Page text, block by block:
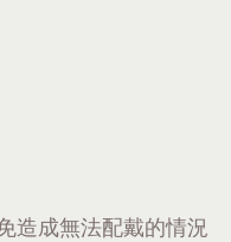
造成無法配戴的情況